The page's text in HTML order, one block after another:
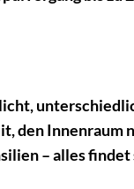
den Innenraum
– alles findet